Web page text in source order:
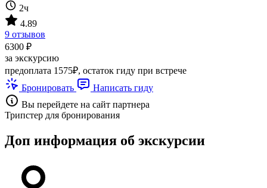
2ч
4.89
9 отзывов
6300 ₽
за экскурсию
предоплата 1575₽, остаток гиду при встрече
Бронировать
Написать гиду
Вы перейдете на сайт партнера
Трипстер для бронирования
Доп информация об экскурсии